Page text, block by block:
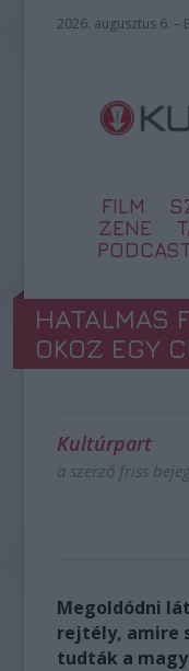
2026. augusztus 6. –
FILM
ZENE
HATALMAS
OKOZ EGY
Kultúrpart
a szerző friss
Megoldódni
rejtély, amire
tudták a